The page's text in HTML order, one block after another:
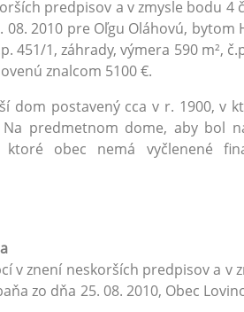
predpisov a v zmysle bodu 4
2010 pre Oľgu Oláhovú, bytom
451/1, záhrady, výmera 590 m²,
znalcom 5100 €.
dom postavený cca v r. 1900, v
predmetnom dome, aby bol
obec nemá vyčlenené
v znení neskorších predpisov a v
zo dňa 25. 08. 2010, Obec